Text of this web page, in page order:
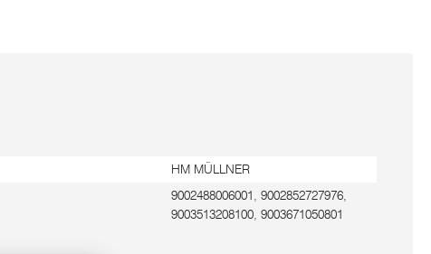
HM MÜLLNER
9002488006001, 9002852727976,
9003513208100, 9003671050801